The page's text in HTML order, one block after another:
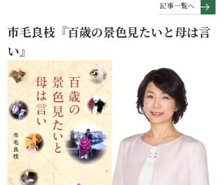
記事一覧へ
市毛良枝『百歳の景色見たいと母は言
い』